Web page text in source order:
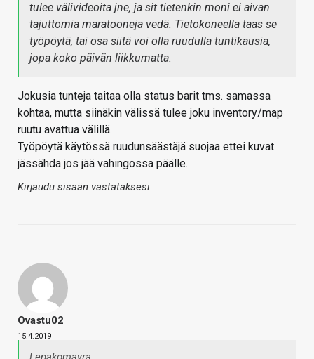
tulee välivideoita jne, ja sit tietenkin moni ei aivan
tajuttomia maratooneja vedä. Tietokoneella taas se
työpöytä, tai osa siitä voi olla ruudulla tuntikausia,
jopa koko päivän liikkumatta.
Jokusia tunteja taitaa olla status barit tms. samassa
kohtaa, mutta siinäkin välissä tulee joku inventory/map
ruutu avattua välillä.
Työpöytä käytössä ruudunsäästäjä suojaa ettei kuvat
jässähdä jos jää vahingossa päälle.
Kirjaudu sisään vastataksesi
Ovastu02
15.4.2019